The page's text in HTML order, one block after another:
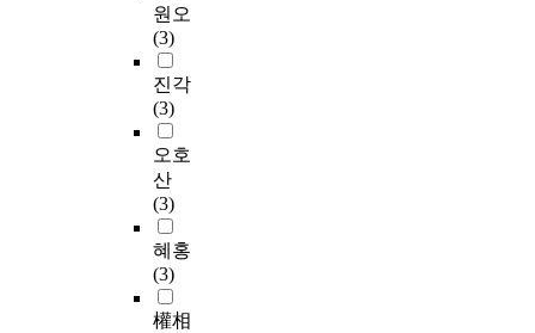
원오
(3)
진각
(3)
오호
산
(3)
혜홍
(3)
權相